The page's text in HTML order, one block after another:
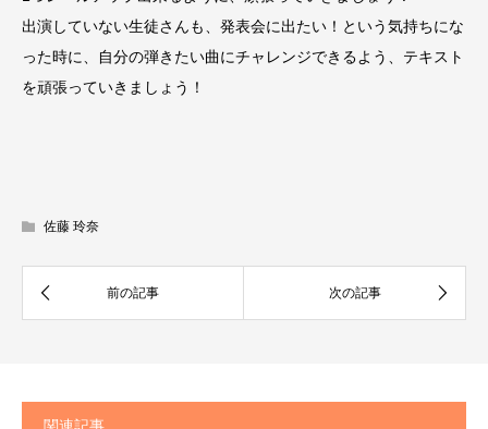
出演していない生徒さんも、発表会に出たい！という気持ちにな
った時に、自分の弾きたい曲にチャレンジできるよう、テキスト
を頑張っていきましょう！
佐藤 玲奈